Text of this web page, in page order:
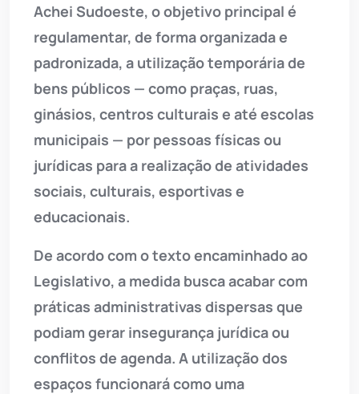
Achei Sudoeste, o objetivo principal é
regulamentar, de forma organizada e
padronizada, a utilização temporária de
bens públicos — como praças, ruas,
ginásios, centros culturais e até escolas
municipais — por pessoas físicas ou
jurídicas para a realização de atividades
sociais, culturais, esportivas e
educacionais.
De acordo com o texto encaminhado ao
Legislativo, a medida busca acabar com
práticas administrativas dispersas que
podiam gerar insegurança jurídica ou
conflitos de agenda. A utilização dos
espaços funcionará como uma